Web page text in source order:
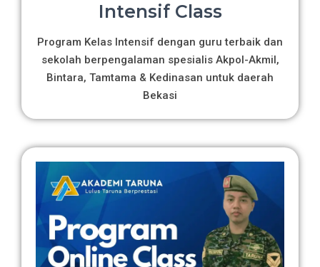
Intensif Class
Program Kelas Intensif dengan guru terbaik dan
sekolah berpengalaman spesialis Akpol-Akmil,
Bintara, Tamtama & Kedinasan untuk daerah
Bekasi